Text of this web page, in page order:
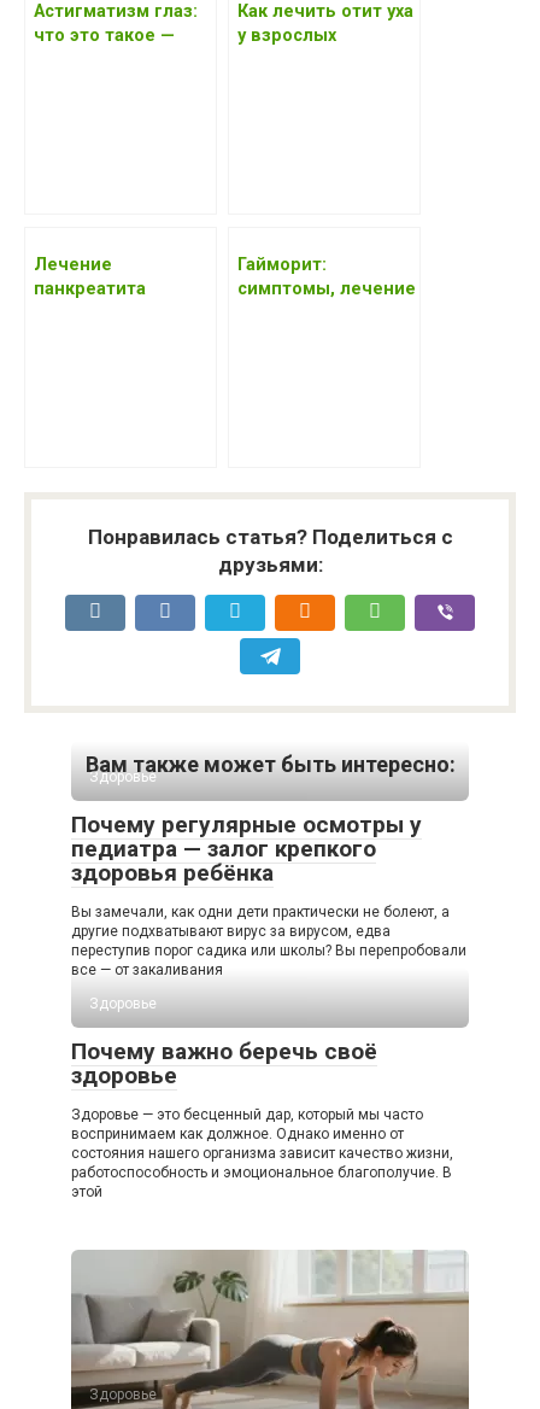
Астигматизм глаз:
что это такое —
Как лечить отит уха
у взрослых
Лечение
панкреатита
Гайморит:
симптомы, лечение
Понравилась статья? Поделиться с
друзьями:
Вам также может быть интересно:
Здоровье
Почему регулярные осмотры у
педиатра — залог крепкого
здоровья ребёнка
Вы замечали, как одни дети практически не болеют, а
другие подхватывают вирус за вирусом, едва
переступив порог садика или школы? Вы перепробовали
все — от закаливания
Здоровье
Почему важно беречь своё
здоровье
Здоровье — это бесценный дар, который мы часто
воспринимаем как должное. Однако именно от
состояния нашего организма зависит качество жизни,
работоспособность и эмоциональное благополучие. В
этой
Здоровье